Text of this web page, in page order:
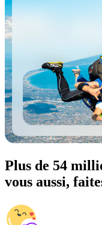
Plus de 54
vous aussi,